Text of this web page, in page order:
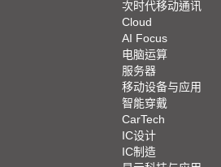
次时代移动通讯
Cloud
AI Focus
电脑运算
服务器
移动设备与应用
智能穿戴
CarTech
IC设计
IC制造